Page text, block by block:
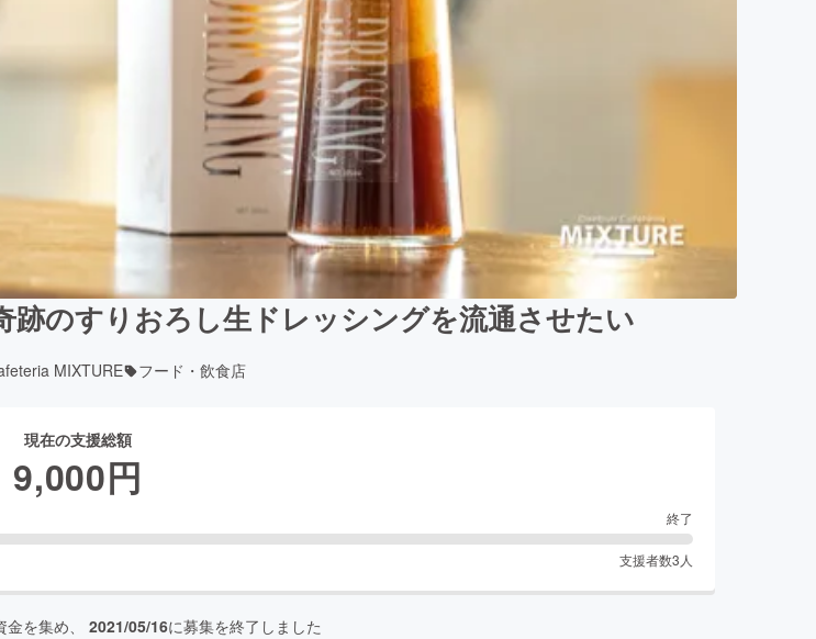
跡のすりおろし生ドレッシングを流通させたい
MIXTURE フード・飲食店
現在の支援総額
9,000円
終了
支援者数3 人
金を集め、 2021/05/16に募集を終了しました